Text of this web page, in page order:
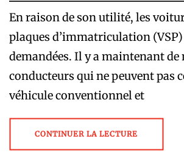
En raison de son utilité, les
plaques d’immatriculation
demandées. Il y a maintenant
conducteurs qui ne peuvent pas
véhicule conventionnel et
CONTINUER LA LECTURE